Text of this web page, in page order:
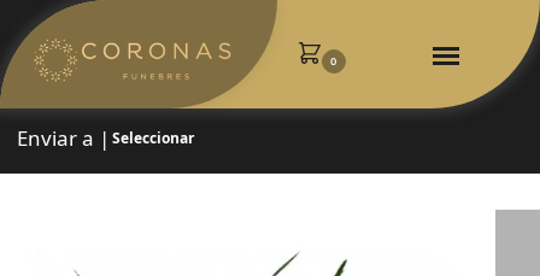
0
Enviar a | Seleccionar